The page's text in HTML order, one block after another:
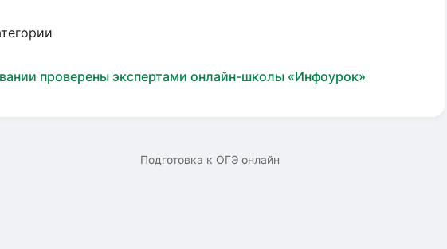
проверены экспертами онлайн-школы «Инфоурок»
Подготовка к ОГЭ онлайн